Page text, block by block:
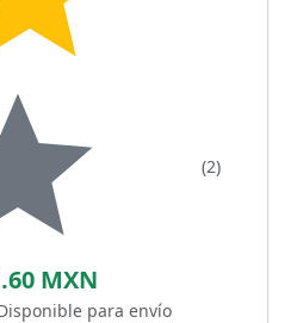
(2)
MXN
para envío